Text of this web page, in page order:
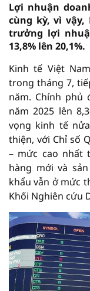
Lợi nhuận
cùng kỳ, vì vậy,
trưởng lợi
13,8% lên 20,1%.
Kinh tế Việt
trong tháng 7,
năm. Chính phủ
năm 2025 lên
vọng kinh tế
thiện, với Chỉ số
– mức cao nhất
hàng mới và
khẩu vẫn ở mức
Khối Nghiên cứu